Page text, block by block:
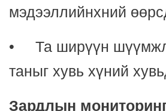
мэдээллийнхний
• Та ширүүн
таныг хувь хүний
Зардлын